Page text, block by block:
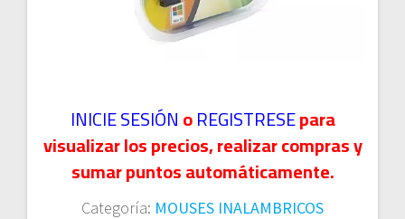
INICIE SESIÓNoREGISTRESEpara
visualizar los precios, realizar compras y
sumar puntos automáticamente.
Categoría: MOUSES INALAMBRICOS